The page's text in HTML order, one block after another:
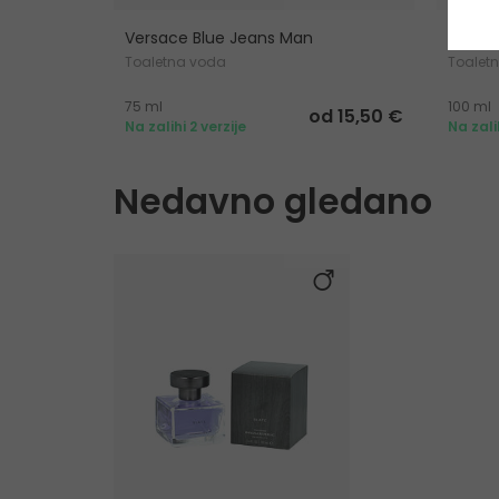
Versace Blue Jeans Man
Toaletna voda
75 ml
Na zalihi 2 verzije
od 15,50 €
100 ml
Na
Nedavno gledano